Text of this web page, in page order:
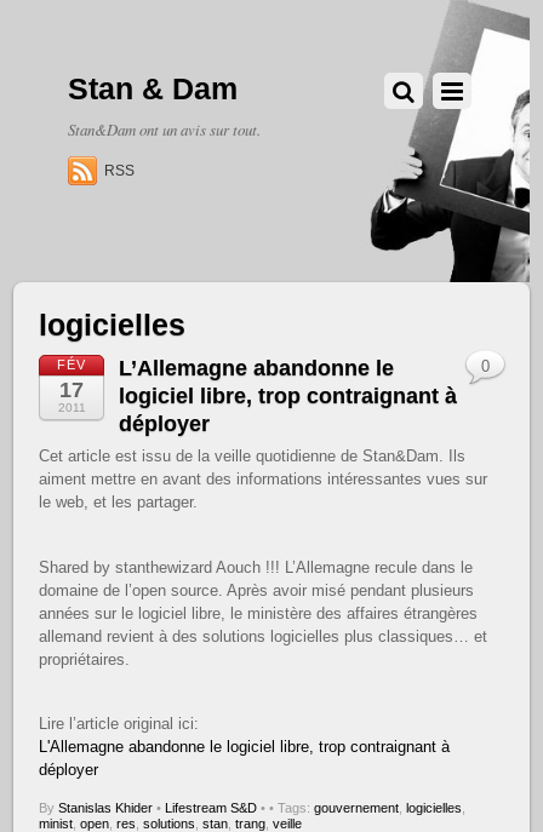
Stan & Dam
Stan&Dam ont un avis sur tout.
RSS
logicielles
FÉV
17
2011
L’Allemagne abandonne le
logiciel libre, trop contraignant à
déployer
Cet article est issu de la veille quotidienne de Stan&Dam. Ils
aiment mettre en avant des informations intéressantes vues sur
le web, et les partager.
Shared by stanthewizard Aouch !!! L’Allemagne recule dans le
domaine de l’open source. Après avoir misé pendant plusieurs
années sur le logiciel libre, le ministère des affaires étrangères
allemand revient à des solutions logicielles plus classiques… et
propriétaires.
Lire l’article original ici:
L'Allemagne abandonne le logiciel libre, trop contraignant à
déployer
ByStanislas Khider • Lifestream S&D •
0
• Tags:gouvernement ,logicielles
minist ,open ,res ,solutions ,stan ,trang ,veille